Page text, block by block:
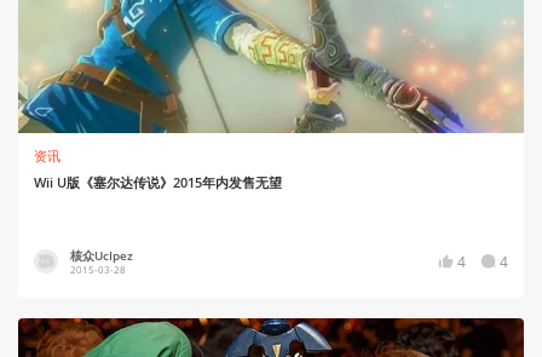
资讯
Wii U版《塞尔达传说》2015年内发售无望
核众UcIpez
2015-03-28 4 4